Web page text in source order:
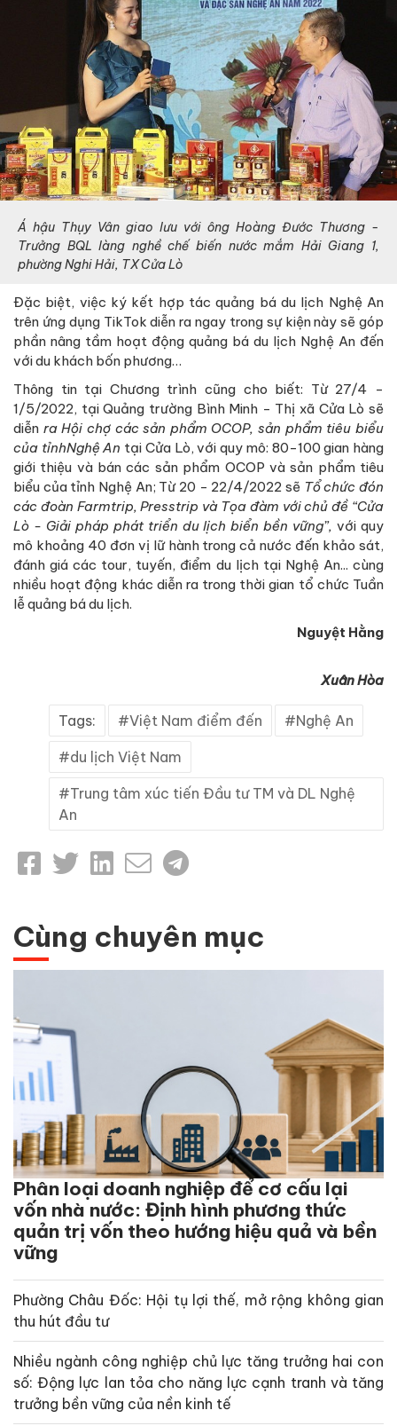
Á hậu Thụy Vân giao lưu với ông Hoàng Đước Thương -
Trưởng BQL làng nghề chế biến nước mắm Hải Giang 1,
phường Nghi Hải, TX Cửa Lò
Đặc biệt, việc ký kết hợp tác quảng bá du lịch Nghệ An
trên ứng dụng TikTok diễn ra ngay trong sự kiện này sẽ góp
phần nâng tầm hoạt động quảng bá du lịch Nghệ An đến
với du khách bốn phương…
Thông tin tại Chương trình cũng cho biết: Từ 27/4 -
1/5/2022, tại Quảng trường Bình Minh - Thị xã Cửa Lò sẽ
diễn raHội chợ các sản phẩm OCOP, sản phẩm tiêu biểu
của tỉnhNghệ An tại Cửa Lò, với quy mô: 80-100 gian hàng
giới thiệu và bán các sản phẩm OCOP và sản phẩm tiêu
biểu của tỉnh Nghệ An; Từ 20 - 22/4/2022 sẽ Tổ chức đón
các đoàn Farmtrip, Presstrip và Tọa đàm với chủ đề “Cửa
Lò - Giải pháp phát triển du lịch biển bền vững”, với quy
mô khoảng 40 đơn vị lữ hành trong cả nước đến khảo sát,
đánh giá các tour, tuyến, điểm du lịch tại Nghệ An... cùng
nhiều hoạt động khác diễn ra trong thời gian tổ chức Tuần
lễ quảng bá du lịch.
Nguyệt Hằng
Xuân Hòa
Tags: Việt Nam điểm đến Nghệ An
du lịch Việt Nam
Trung tâm xúc tiến Đầu tư TM và DL Nghệ
An
Cùng chuyên mục
Phân loại doanh nghiệp để cơ cấu lại
vốn nhà nước: Định hình phương thức
quản trị vốn theo hướng hiệu quả và bền
vững
Phường Châu Đốc: Hội tụ lợi thế, mở rộng không gian
thu hút đầu tư
Nhiều ngành công nghiệp chủ lực tăng trưởng hai con
số: Động lực lan tỏa cho năng lực cạnh tranh và tăng
trưởng bền vững của nền kinh tế